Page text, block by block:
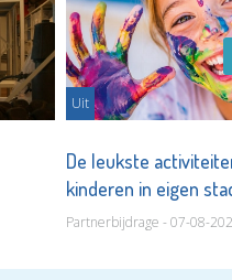
Uit
De leukste
kinderen in eigen
Partnerbijdrage - 07-08-